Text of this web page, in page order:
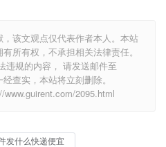
该文观点仅代表作者本人。本站
所有权，不承担相关法律责任。
违规的内容， 请发送邮件至
查实，本站将立刻删除。
2095.html
发什么快递便宜